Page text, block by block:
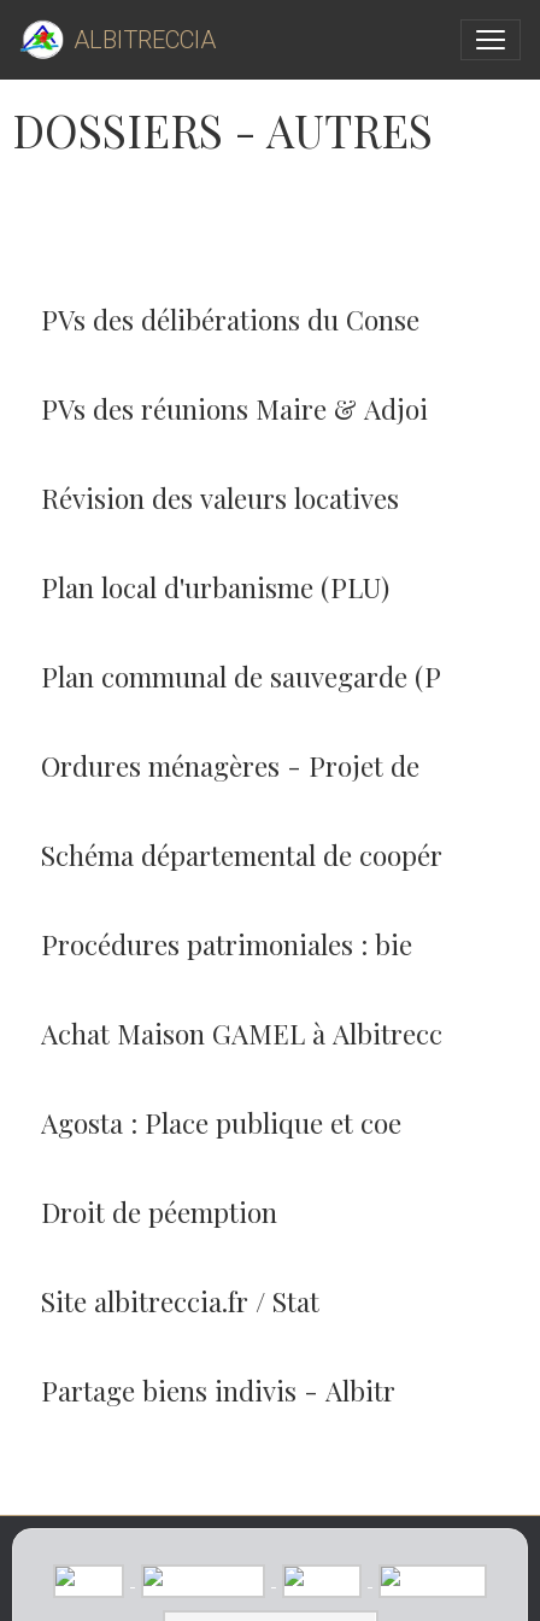
ALBITRECCIA
DOSSIERS - AUTRES
PVs des délibérations du Conse
PVs des réunions Maire & Adjoi
Révision des valeurs locatives
Plan local d'urbanisme (PLU)
Plan communal de sauvegarde (P
Ordures ménagères - Projet de
Schéma départemental de coopér
Procédures patrimoniales : bie
Achat Maison GAMEL à Albitrecc
Agosta : Place publique et coe
Droit de péemption
Site albitreccia.fr / Stat
Partage biens indivis - Albitr